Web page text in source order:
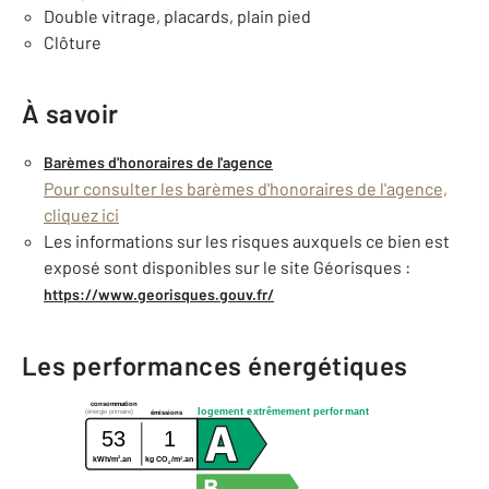
Double vitrage, placards, plain pied
Clôture
À savoir
Barèmes d'honoraires de l'agence
Pour consulter les barèmes d'honoraires de l'agence,
cliquez ici
Les informations sur les risques auxquels ce bien est
exposé sont disponibles sur le site Géorisques :
https://www.georisques.gouv.fr/
Les performances énergétiques
logement extrêmement performant
consommation
émissions
(énergie primaire)
53 1
kWh/m2.an kg CO2 /m2.an